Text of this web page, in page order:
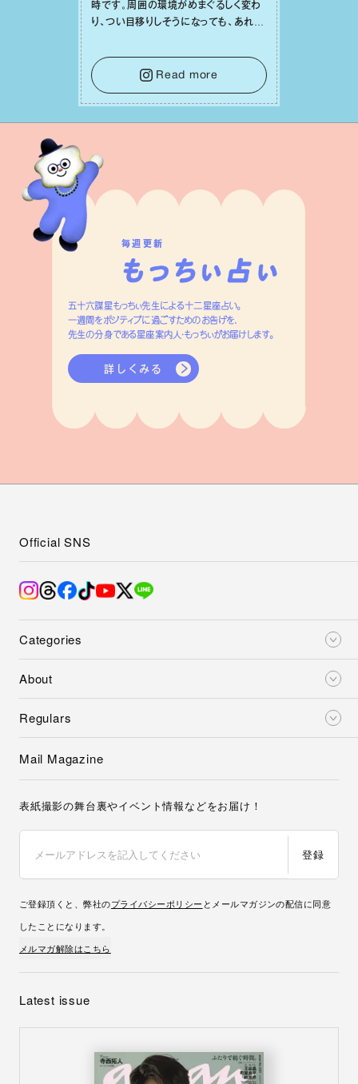
時です。周囲の環境がめまぐるしく変わ
り、つい⽬移りしそうになっても、あれこ
をそっと⼿放し、⽬の前のことに集中しま
しょう。そのブレない決意が、あなたにと
って有意義で安定した成果を引き寄せま
す。
Read more
毎週更新
五十六謀星もっちぃ先生による十二星座占い。
一週間をポジティブに過ごすためのお告げを、
先生の分身である星座案内人・もっちぃがお届けします。
詳しくみる
Categories
About
Regulars
Official SNS
Mail Magazine
表紙撮影の舞台裏やイベント情報などをお届け！
登録
ご登録頂くと、弊社のプライバシーポリシー とメールマガジンの配信に同意
したことになります。
メルマガ解除はこちら
Latest issue